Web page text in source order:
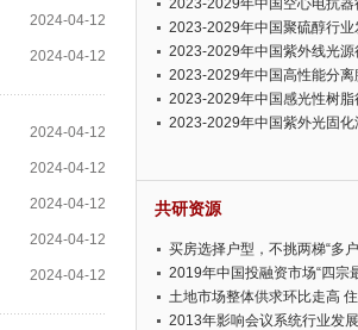
2024-04-12
2024-04-12
2024-04-12
2024-04-12
2024-04-12
2024-04-12
2024-04-12
资潜力分析报告
2023-2029年中国空心电抗
析报告
2023-2029年中国聚硫醇行
报告
2023-2029年中国紫外线光
势报告
2023-2029年中国高性能分
发展前景预测报告
2023-2029年中国感光性树
测报告
2023-2029年中国紫外光固
共研资源
买房选择户型，不挑两梯“多
2019年中国投融资市场“四宗
土地市场整体供求环比走高
2013年影响会议系统行业发